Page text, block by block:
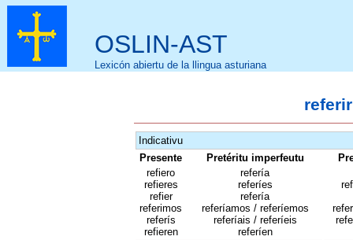
OSLIN-AST
Lexicón abiertu de la llingua asturiana
Indicativu
Presente
Pretéritu imperfeutu
refiero
refieres
refier
referimos
referís
refieren
refería
referíes
refería
referíamos / referíemos
referíais / referíeis
referíen